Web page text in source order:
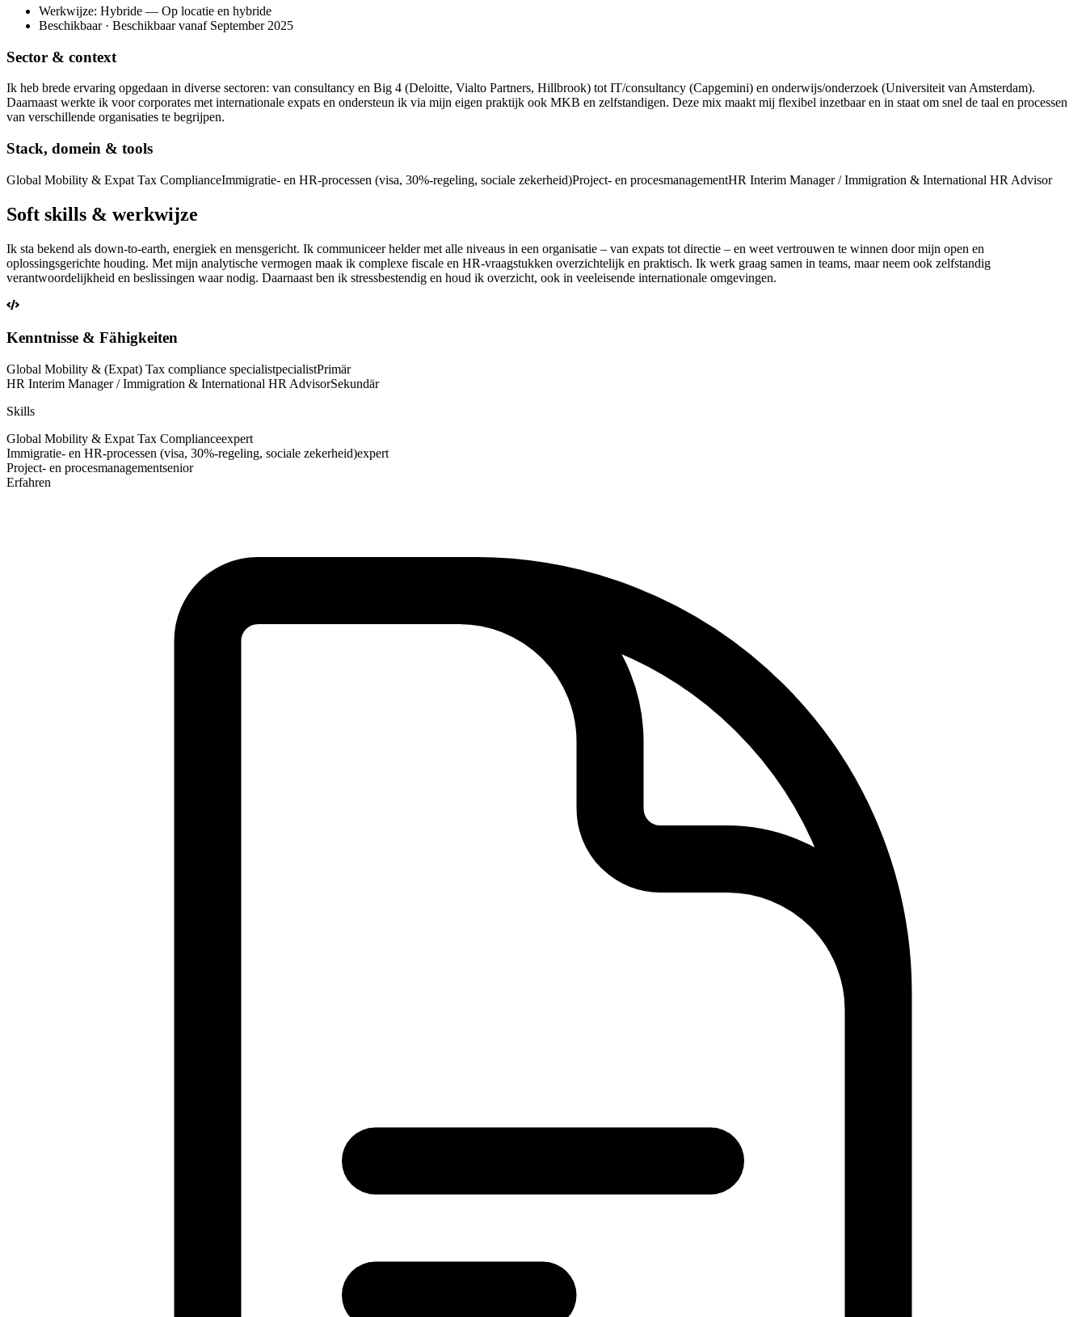
Werkwijze: Hybride — Op locatie en hybride
Beschikbaar · Beschikbaar vanaf September 2025
Sector & context
Ik heb brede ervaring opgedaan in diverse sectoren: van consultancy en Big 4 (Deloitte, Vialto Partners, Hillbrook) tot IT/consultancy (Capgemini) en onderwijs/onderzoek (Universiteit van Amsterdam).
Daarnaast werkte ik voor corporates met internationale expats en ondersteun ik via mijn eigen praktijk ook MKB en zelfstandigen. Deze mix maakt mij flexibel inzetbaar en in staat om snel de taal en processen
van verschillende organisaties te begrijpen.
Stack, domein & tools
Global Mobility & Expat Tax ComplianceImmigratie- en HR-processen (visa, 30%-regeling, sociale zekerheid)Project- en procesmanagementHR Interim Manager / Immigration & International HR Advisor
Soft skills & werkwijze
Ik sta bekend als down-to-earth, energiek en mensgericht. Ik communiceer helder met alle niveaus in een organisatie – van expats tot directie – en weet vertrouwen te winnen door mijn open en
oplossingsgerichte houding. Met mijn analytische vermogen maak ik complexe fiscale en HR-vraagstukken overzichtelijk en praktisch. Ik werk graag samen in teams, maar neem ook zelfstandig
verantwoordelijkheid en beslissingen waar nodig. Daarnaast ben ik stressbestendig en houd ik overzicht, ook in veeleisende internationale omgevingen.
Kenntnisse & Fähigkeiten
Global Mobility & (Expat) Tax compliance specialistpecialistPrimär
HR Interim Manager / Immigration & International HR AdvisorSekundär
Skills
Global Mobility & Expat Tax Complianceexpert
Immigratie- en HR-processen (visa, 30%-regeling, sociale zekerheid)expert
Project- en procesmanagementsenior
Erfahren